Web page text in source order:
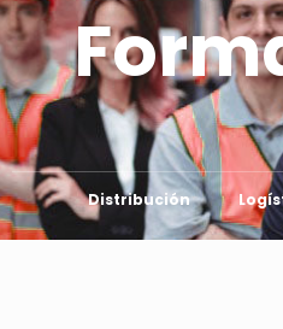
Distribución